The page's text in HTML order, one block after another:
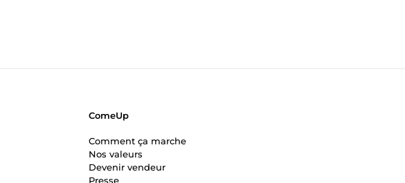
ComeUp
Comment ça marche
Nos valeurs
Devenir vendeur
Presse